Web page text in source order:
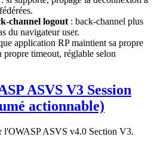
channel logout : back-channel plus
du navigateur user.
application RP maintient sa propre
propre timeout, réglable selon
ASVS V3 Session
actionnable)
l'OWASP ASVS v4.0 Section V3.